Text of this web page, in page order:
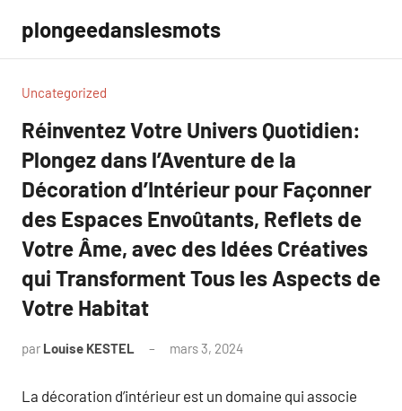
contenu
plongeedanslesmots
Uncategorized
Réinventez Votre Univers Quotidien:
Plongez dans l’Aventure de la
Décoration d’Intérieur pour Façonner
des Espaces Envoûtants, Reflets de
Votre Âme, avec des Idées Créatives
qui Transforment Tous les Aspects de
Votre Habitat
par Louise KESTEL mars 3, 2024
La décoration d’intérieur est un domaine qui associe